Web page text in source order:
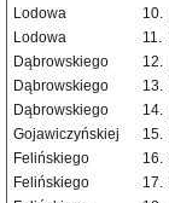
Lodowa
10.
Lodowa
11.
Dąbrowskiego
12.
Dąbrowskiego
13.
Dąbrowskiego
14.
Gojawiczyńskiej
15.
Felińskiego
16.
Felińskiego
17.